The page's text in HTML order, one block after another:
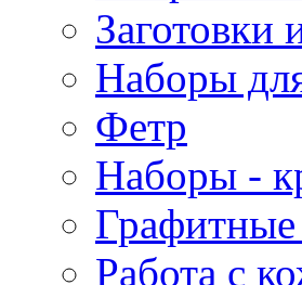
Заготовки
Наборы
Фетр
Наборы -
Работа с